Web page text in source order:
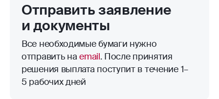
Отправить заявление
и документы
Все необходимые бумаги нужно
отправить наemail. После принятия
решения выплата поступит в течение 1–
5 рабочих дней